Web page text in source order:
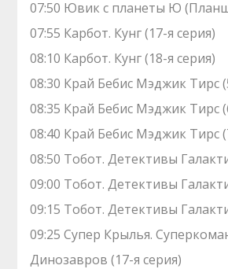
07:50 Ювик с планеты Ю
07:55 Карбот. Кунг (17-я серия)
08:10 Карбот. Кунг (18-я серия)
08:30 Край Бебис Мэджик Тирс
08:35 Край Бебис Мэджик Тирс
08:40 Край Бебис Мэджик Тирс
08:50 Тобот. Детективы
09:00 Тобот. Детективы
09:15 Тобот. Детективы
09:25 Супер Крылья.
Динозавров (17-я серия)